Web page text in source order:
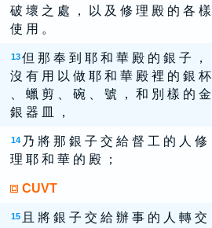
破 壞 之 處 ， 以 及 修 理 殿 的 各 樣
使 用 。
13 但 那 奉 到 耶 和 華 殿 的 銀 子 ，
沒 有 用 以 做 耶 和 華 殿 裡 的 銀 杯
、 蠟 剪 、 碗 、 號 ， 和 別 樣 的 金
銀 器 皿 ，
14 乃 將 那 銀 子 交 給 督 工 的 人 修
理 耶 和 華 的 殿 ；
CUVT
15 且 將 銀 子 交 給 辦 事 的 人 轉 交